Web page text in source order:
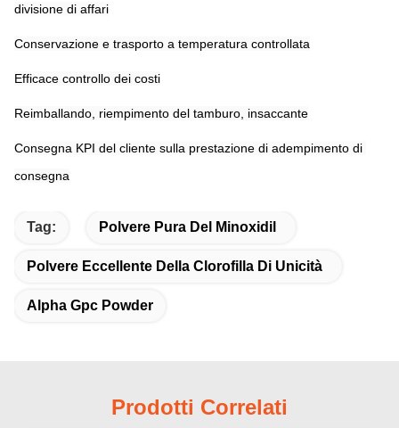
divisione di affari
Conservazione e trasporto a temperatura controllata
Efficace controllo dei costi
Reimballando, riempimento del tamburo, insaccante
Consegna KPI del cliente sulla prestazione di adempimento di
consegna
Tag: Polvere Pura Del Minoxidil
Polvere Eccellente Della Clorofilla Di Unicità
Alpha Gpc Powder
Prodotti Correlati